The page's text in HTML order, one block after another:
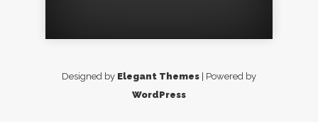
Designed by Elegant Themes | Powered by
WordPress